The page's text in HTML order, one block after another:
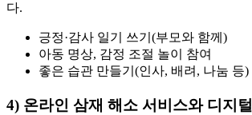
다.
긍정·감사 일기 쓰기(부모와 함께)
아동 명상, 감정 조절 놀이 참여
좋은 습관 만들기(인사, 배려, 나눔 등)
4) 온라인 삼재 해소 서비스와 디지